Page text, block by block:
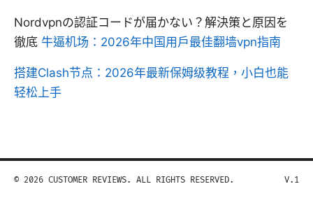
Nordvpnの認証コードが届かない？解決策と原因を
徹底 牛逼机场：2026年中国用户最佳翻墙vpn指南
搭建Clash节点：2026年最新保姆级教程，小白也能
轻松上手
© 2026 CUSTOMER REVIEWS. ALL RIGHTS RESERVED. V.1